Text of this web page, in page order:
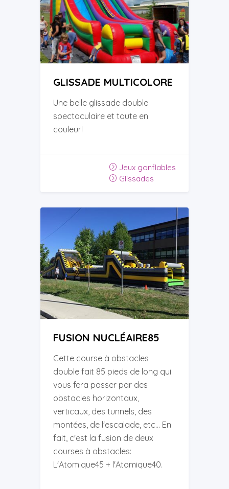
GLISSADE MULTICOLORE
Une belle glissade double
spectaculaire et toute en
couleur!
Jeux gonflables
Glissades
FUSION NUCLÉAIRE85
Cette course à obstacles
double fait 85 pieds de long qui
vous fera passer par des
obstacles horizontaux,
verticaux, des tunnels, des
montées, de l'escalade, etc... En
fait, c'est la fusion de deux
courses à obstacles:
L'Atomique45 + l'Atomique40.